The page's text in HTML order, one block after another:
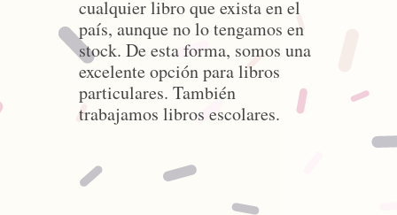
cualquier libro que exista en el
país, aunque no lo tengamos en
stock. De esta forma, somos una
excelente opción para libros
particulares. También
trabajamos libros escolares.